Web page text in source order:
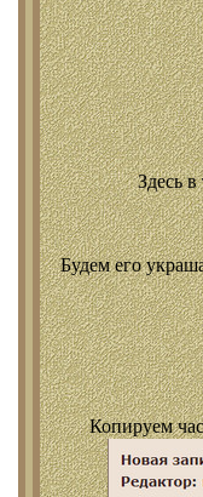
Здесь
Будем его
Копируем